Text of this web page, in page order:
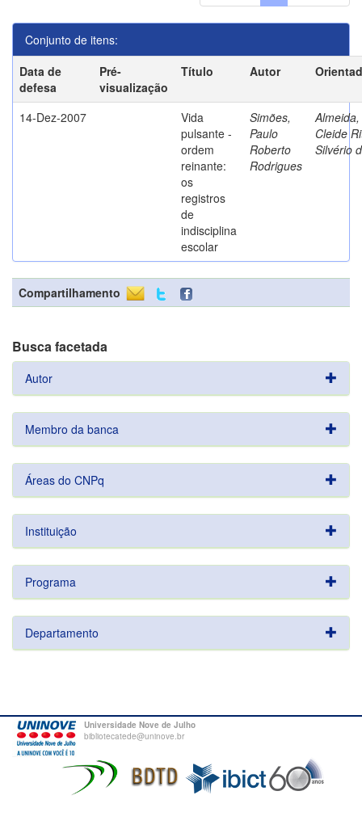
Conjunto de itens:
Data de
defesa
Pré-
visualização
Título Autor
14-Dez-2007
Vida
pulsante -
ordem
reinante:
os
registros
de
indisciplina
escolar
Simões,
Paulo
Roberto
Rodrigues
Almeida,
Cleide
Silvério
Compartilhamento
Busca facetada
Autor
Membro da banca
Áreas do CNPq
Instituição
Programa
Departamento
Universidade Nove de Julho
bibliotecatede@uninove.br